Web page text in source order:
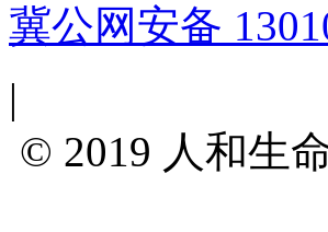
冀公网安备
|
© 2019 人和生